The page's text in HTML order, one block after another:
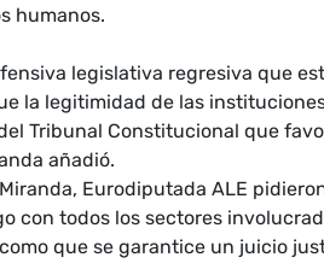
humanos.
legislativa regresiva que
la legitimidad de las
Tribunal Constitucional que
añadió.
Eurodiputada ALE
con todos los sectores
que se garantice un juicio